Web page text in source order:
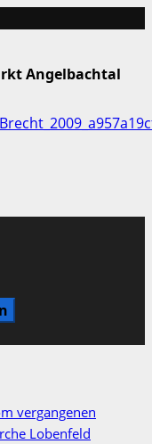
Angelbachtal
vergangenen
Lobenfeld